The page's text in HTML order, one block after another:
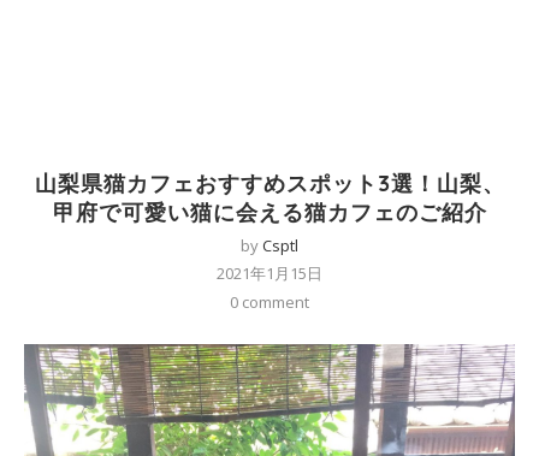
山梨県猫カフェおすすめスポット3選！山梨、
甲府で可愛い猫に会える猫カフェのご紹介
byCsptl
2021年1月15日
0 comment